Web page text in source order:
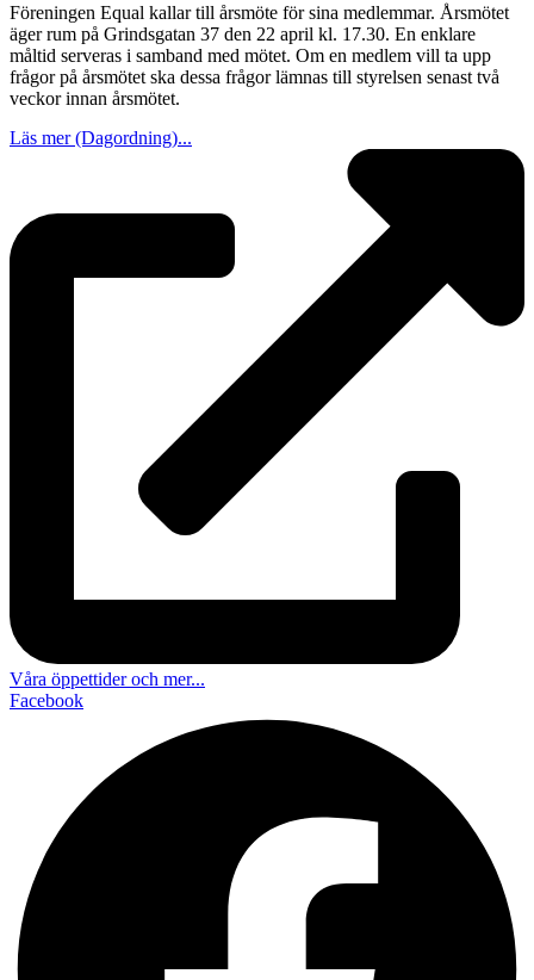
Föreningen Equal kallar till årsmöte för sina medlemmar. Årsmötet
äger rum på Grindsgatan 37 den 22 april kl. 17.30. En enklare
måltid serveras i samband med mötet. Om en medlem vill ta upp
frågor på årsmötet ska dessa frågor lämnas till styrelsen senast två
veckor innan årsmötet.
Läs mer (Dagordning)...
Våra öppettider och mer...
Facebook